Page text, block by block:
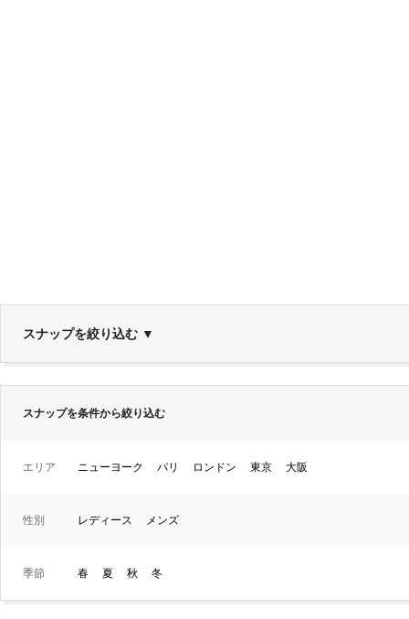
スナップを絞り込む ▼
スナップを条件から絞り込む
エリア ニューヨーク パリ ロンドン 東京 大阪
性別 レディース メンズ
季節 春 夏 秋 冬